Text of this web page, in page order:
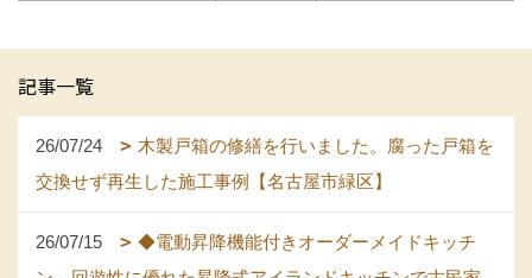
記事一覧
26/07/24
木製戸箱の修繕を行いました。腐った戸箱を
交換せず再生した施工事例【名古屋市緑区】
26/07/15
◆電動昇降機能付きオーダーメイドキッチ